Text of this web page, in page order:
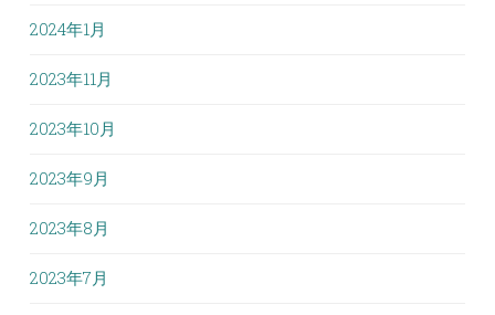
2024年1月
2023年11月
2023年10月
2023年9月
2023年8月
2023年7月